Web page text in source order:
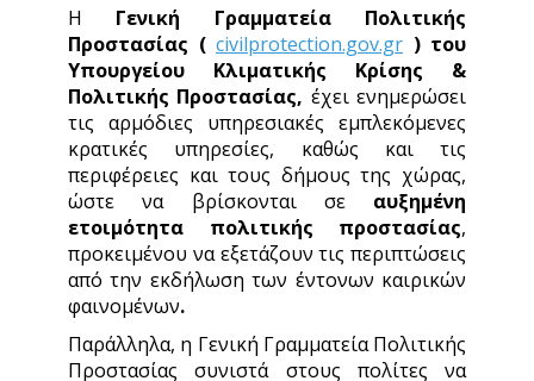
Η Γενική Γραμματεία Πολιτικής
Προστασίας ( civilprotection.gov.gr ) του
Υπουργείου Κλιματικής Κρίσης &
Πολιτικής Προστασίας, έχει ενημερώσει
τις αρμόδιες υπηρεσιακές εμπλεκόμενες
κρατικές υπηρεσίες, καθώς και τις
περιφέρειες και τους δήμους της χώρας,
ώστε να βρίσκονται σε αυξημένη
ετοιμότητα πολιτικής προστασίας,
προκειμένου να εξετάζουν τις περιπτώσεις
από την εκδήλωση των έντονων καιρικών
φαινομένων.
Παράλληλα, η Γενική Γραμματεία Πολιτικής
Προστασίας συνιστά στους πολίτες να